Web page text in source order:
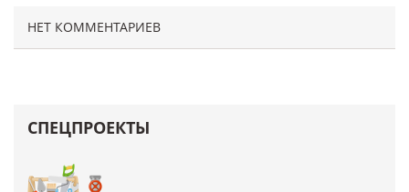
НЕТ КОММЕНТАРИЕВ
СПЕЦПРОЕКТЫ